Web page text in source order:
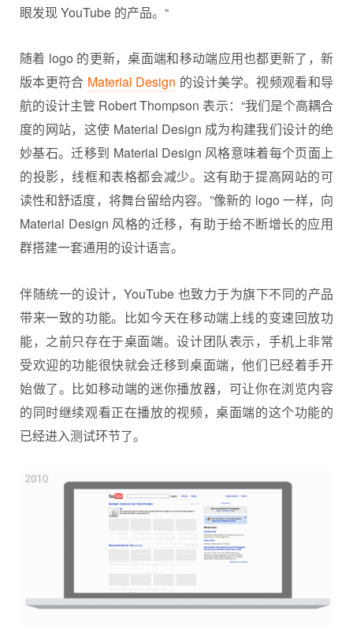
眼发现 YouTube 的产品。“
随着 logo 的更新，桌面端和移动端应用也都更新了，新
版本更符合 Material Design 的设计美学。视频观看和导
航的设计主管 Robert Thompson 表示：“我们是个高耦合
度的网站，这使 Material Design 成为构建我们设计的绝
妙基石。迁移到 Material Design 风格意味着每个页面上
的投影，线框和表格都会减少。这有助于提高网站的可
读性和舒适度，将舞台留给内容。”像新的 logo 一样，向
Material Design 风格的迁移，有助于给不断增长的应用
群搭建一套通用的设计语言。
伴随统一的设计，YouTube 也致力于为旗下不同的产品
带来一致的功能。比如今天在移动端上线的变速回放功
能，之前只存在于桌面端。设计团队表示，手机上非常
受欢迎的功能很快就会迁移到桌面端，他们已经着手开
始做了。比如移动端的迷你播放器，可让你在浏览内容
的同时继续观看正在播放的视频，桌面端的这个功能的
已经进入测试环节了。